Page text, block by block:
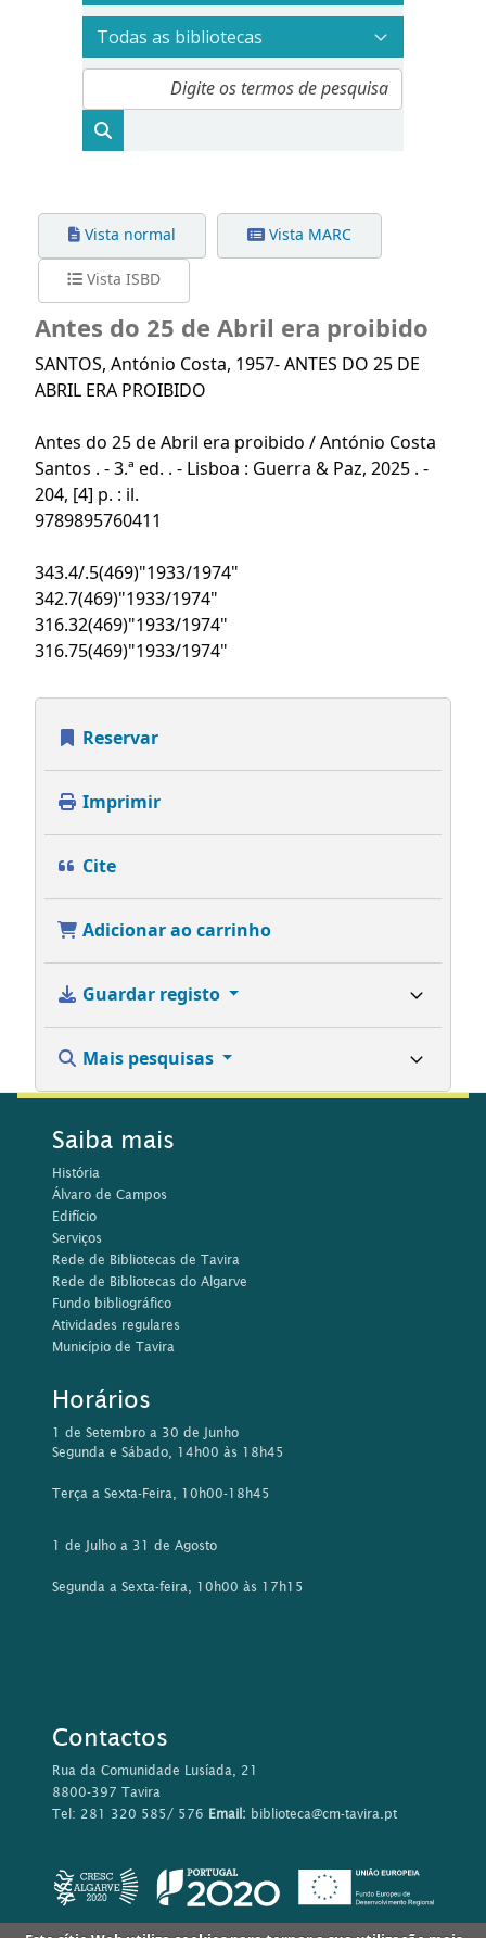
Vista normal
Vista MARC
Vista ISBD
Antes do 25 de Abril era proibido
SANTOS, António Costa, 1957-ANTES DO 25 DE
ABRIL ERA PROIBIDO
Antes do 25 de Abril era proibido / António Costa
Santos . - 3.ª ed. . - Lisboa : Guerra & Paz, 2025 . -
204, [4] p. : il.
9789895760411
343.4/.5(469)"1933/1974"
342.7(469)"1933/1974"
316.32(469)"1933/1974"
316.75(469)"1933/1974"
Reservar
Imprimir
Cite
Adicionar ao carrinho
Guardar registo
Mais pesquisas
Saiba mais
História
Álvaro de Campos
Edifício
Serviços
Rede de Bibliotecas de Tavira
Rede de Bibliotecas do Algarve
Fundo bibliográfico
Atividades regulares
Município de Tavira
Horários
1 de Setembro a 30 de Junho
Segunda e Sábado, 14h00 às 18h45
Terça a Sexta-Feira, 10h00-18h45
1 de Julho a 31 de Agosto
Segunda a Sexta-feira, 10h00 às 17h15
Contactos
Rua da Comunidade Lusíada, 21
8800-397 Tavira
Tel: 281 320 585/ 576 Email: biblioteca@cm-tavira.pt